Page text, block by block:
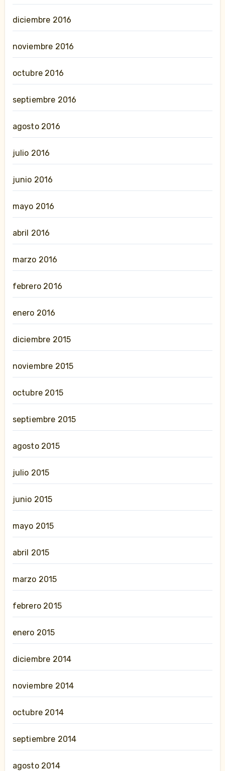
diciembre 2016
noviembre 2016
octubre 2016
septiembre 2016
agosto 2016
julio 2016
junio 2016
mayo 2016
abril 2016
marzo 2016
febrero 2016
enero 2016
diciembre 2015
noviembre 2015
octubre 2015
septiembre 2015
agosto 2015
julio 2015
junio 2015
mayo 2015
abril 2015
marzo 2015
febrero 2015
enero 2015
diciembre 2014
noviembre 2014
octubre 2014
septiembre 2014
agosto 2014